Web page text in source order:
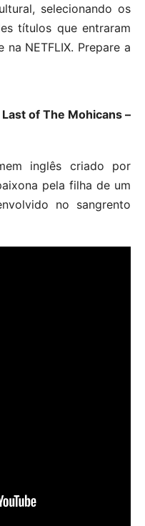
selecionando os
títulos que entraram
NETFLIX. Prepare a
of The Mohicans –
inglês criado por
pela filha de um
no sangrento